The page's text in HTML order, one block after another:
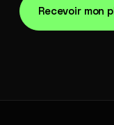
Recevoir mon